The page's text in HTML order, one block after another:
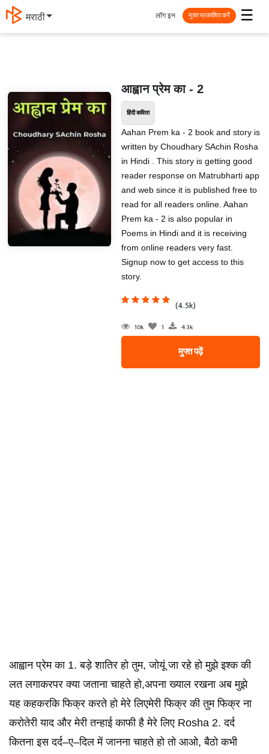
मराठी ☰
लॉग इन मुक्त प्रकाशित करें
आह्वान प्रेम का - 2
हिंदी कविता
Aahan Prem ka - 2 book and story is
written by Choudhary SAchin Rosha
in Hindi . This story is getting good
reader response on Matrubharti app
and web since it is published free to
read for all readers online. Aahan
Prem ka - 2 is also popular in
Poems in Hindi and it is receiving
from online readers very fast.
Signup now to get access to this
story.
(4.5k)
10k 1 4.3k
मुफ्त पढ़ें
आह्वान प्रेम का 1. बड़े शातिर हो तुम, जोयूं जा रहे हो मुझे इश्क की
लत लगाकरपर क्या जताना चाहते हो,अपना ख्याल रखना अब मुझे
यह कहकरकि फिक्र करते हो मेरे लिएमेरी फिक्र की तुम फिक्र ना
करोतेरी याद और मेरी तन्हाई काफी है मेरे लिए Rosha 2. दर्द
कितना इस दर्द–ए–दिल में जानना चाहते हो तो आओ, बैठो कभी